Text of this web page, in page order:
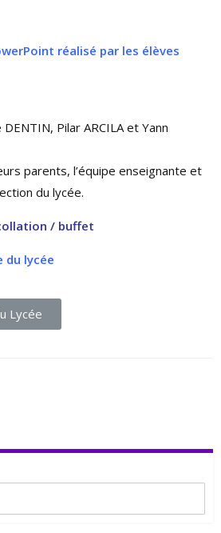
réalisé par les élèves
Pilar ARCILA et Yann
parents, l’équipe enseignante et
du lycée.
/ buffet
du lycée
Lycée